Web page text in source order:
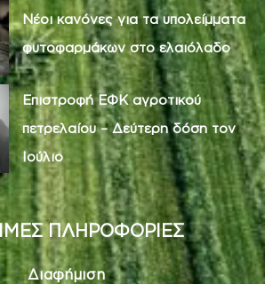
Νέοι κανόνες για τα υπολείμματα
φυτοφαρμάκων στο ελαιόλαδο
Επιστροφή ΕΦΚ αγροτικού
πετρελαίου – Δεύτερη δόση τον
Ιούλιο
ΠΛΗΡΟΦΟΡΙΕΣ
Διαφήμιση